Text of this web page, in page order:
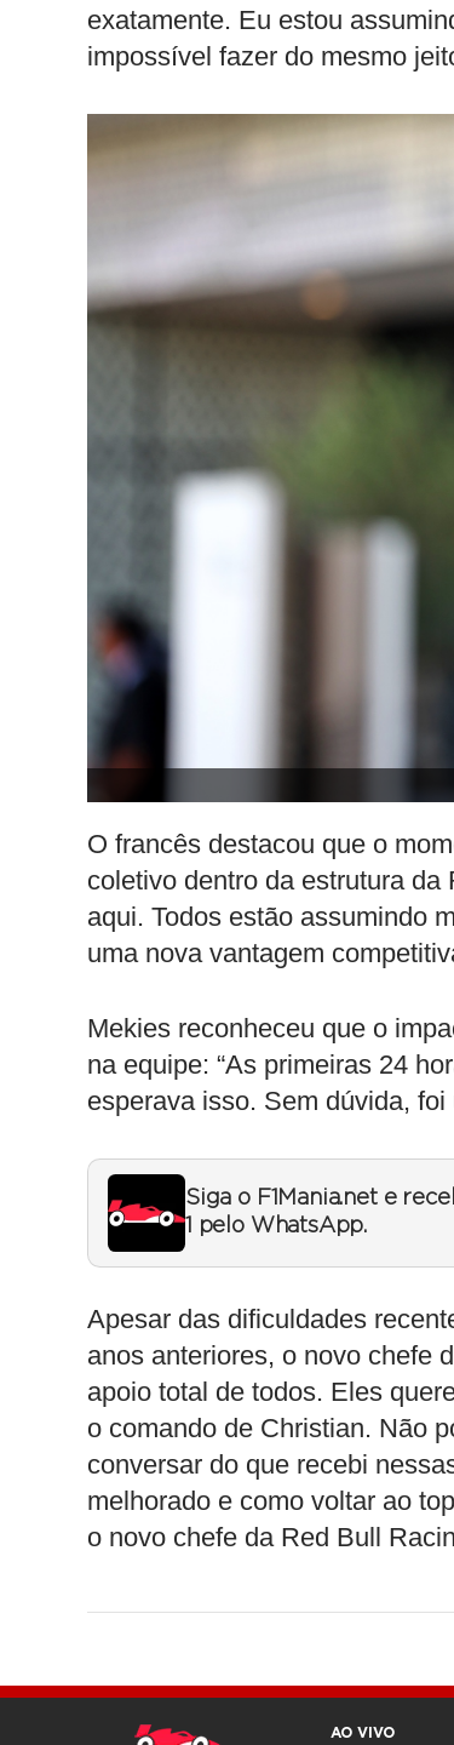
exatamente. Eu estou
impossível fazer do mesmo
O francês destacou que o
coletivo dentro da estrutura da
aqui. Todos estão assumindo
uma nova vantagem
Mekies reconheceu que o
na equipe: “As primeiras 24
esperava isso. Sem dúvida,
Siga o F1Mania.net e
1 pelo WhatsApp.
Apesar das dificuldades
anos anteriores, o novo chefe
apoio total de todos. Eles
o comando de Christian. Não
conversar do que recebi
melhorado e como voltar ao
o novo chefe da Red Bull
AO VIVO